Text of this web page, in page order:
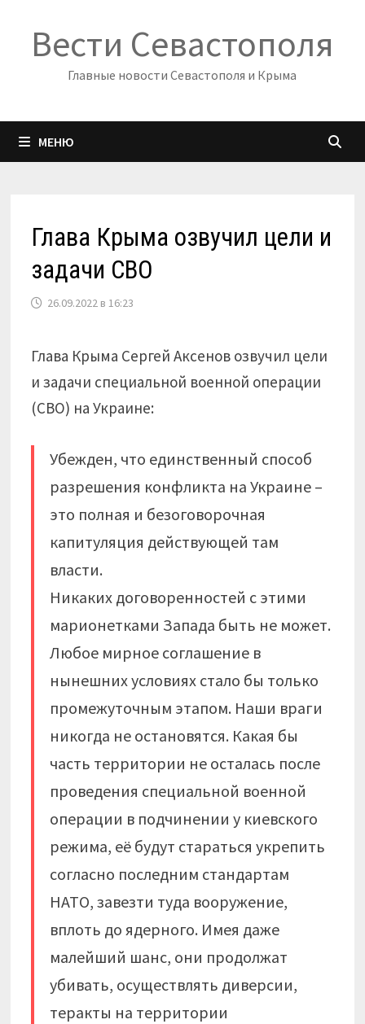
содержимому
Вести Севастополя
Главные новости Севастополя и Крыма
МЕНЮ
Глава Крыма озвучил цели и
задачи СВО
26.09.2022 в 16:23
Глава Крыма Сергей Аксенов озвучил цели
и задачи специальной военной операции
(СВО) на Украине:
Убежден, что единственный способ
разрешения конфликта на Украине –
это полная и безоговорочная
капитуляция действующей там
власти.
Никаких договоренностей с этими
марионетками Запада быть не может.
Любое мирное соглашение в
нынешних условиях стало бы только
промежуточным этапом. Наши враги
никогда не остановятся. Какая бы
часть территории не осталась после
проведения специальной военной
операции в подчинении у киевского
режима, её будут стараться укрепить
согласно последним стандартам
НАТО, завезти туда вооружение,
вплоть до ядерного. Имея даже
малейший шанс, они продолжат
убивать, осуществлять диверсии,
теракты на территории